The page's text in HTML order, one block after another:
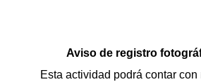
Aviso de registro
Esta actividad podrá contar